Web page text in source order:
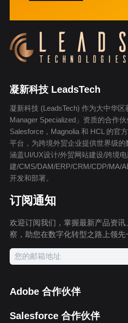
凝新科技 LeadsTech
凝新科技 (LeadsTech) 作为大中华
Manager Specialized」资质的合作
Salesforce，Magnolia 和 HCL 的官
平台，为跨境外贸企业提供世界级
涵盖UI/UX设计/外贸网站建设/跨境
建/CMS/DAM/ERP/CRM/CDP/MA/
开发和部署。
订阅通知
欢迎订阅我们，掌握最新产品资讯
察，助您在数字化转型之路上领先
Adobe 合作伙伴
Salesforce 合作伙伴